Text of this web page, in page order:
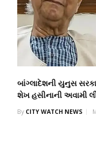
બાંગ્લાદેશની યુનુસ
શેખ હસીનાની અવામી
By CITY WATCH NEWS